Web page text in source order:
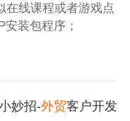
在线课程或者游戏点
装包程序；
妙招-外贸客户开发